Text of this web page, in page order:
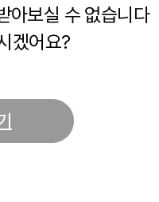
아보실 수 없습니다
겠어요?